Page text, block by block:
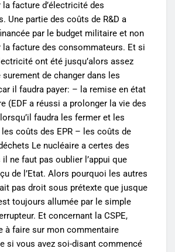
facture d’électricité des
Une partie des coûts de R&D a
par le budget militaire et non
facture des consommateurs. Et si
ont été jusqu’alors assez
surement de changer dans les
il faudra payer: – la remise en état
(EDF a réussi a prolonger la vie des
faudra les fermer et les
coûts des EPR – les coûts de
Le nucléaire a certes des
ne faut pas oublier l’appui que
de l’Etat. Alors pourquoi les autres
pas droit sous prétexte que jusque
toujours allumée par le simple
Et concernant la CSPE,
à faire sur mon commentaire
si vous avez soi-disant commencé